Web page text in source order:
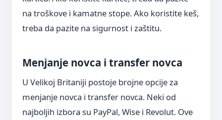
na troškove i kamatne stope. Ako koristite keš,
treba da pazite na sigurnost i zaštitu.
Menjanje novca i transfer novca
U Velikoj Britaniji postoje brojne opcije za
menjanje novca i transfer novca. Neki od
najboljih izbora su PayPal, Wise i Revolut. Ove